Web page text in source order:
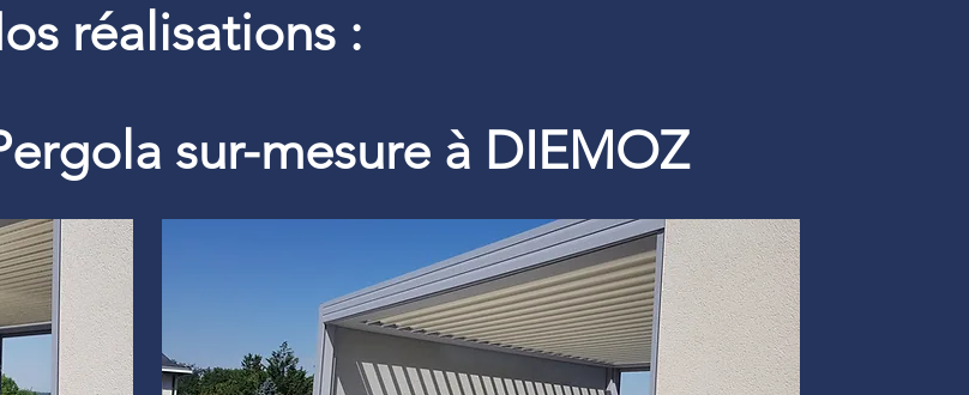
réalisations :
sur-mesure à DIEMOZ